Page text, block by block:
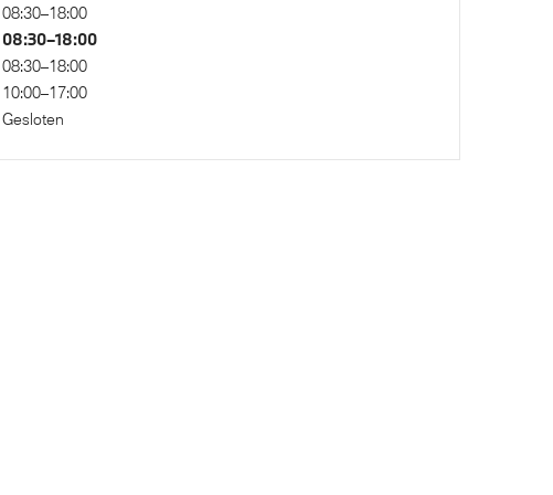
08:30–18:00
08:30–18:00
08:30–18:00
10:00–17:00
Gesloten